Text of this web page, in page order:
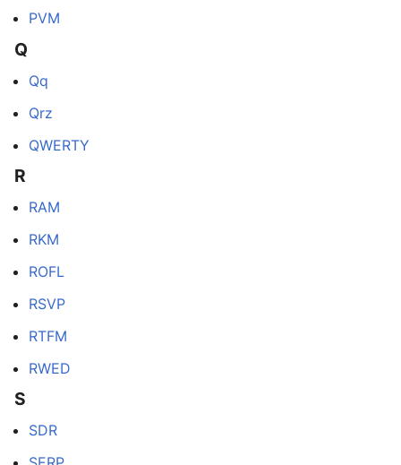
PVM
Q
Qq
Qrz
QWERTY
R
RAM
RKM
ROFL
RSVP
RTFM
RWED
S
SDR